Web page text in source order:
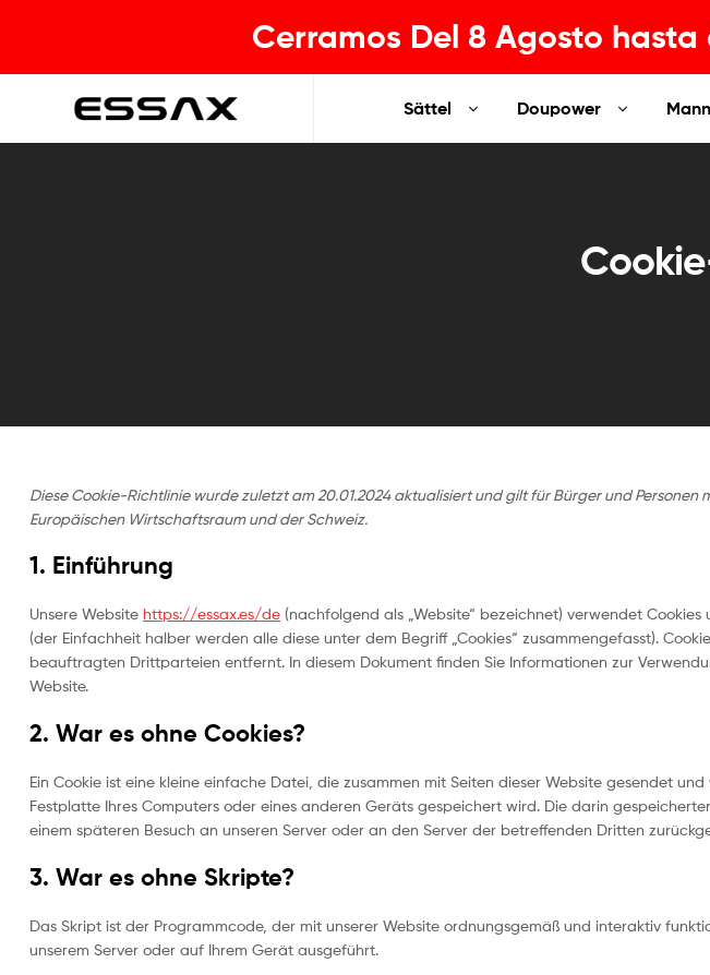
Cerramos Del 8 Agosto
ESSAX
Bedarf
In
hergestellte
–
In
hergestellte
Sättel
Sättel Doupower
Diese Cookie-Richtlinie wurde zuletzt am 20.01.2024 aktualisiert und gilt für Bürger und Personen
Europäischen Wirtschaftsraum und der Schweiz.
1. Einführung
Unsere Website https://essax.es/de (nachfolgend als „Website“ bezeichnet) verwendet Cookies
(der Einfachheit halber werden alle diese unter dem Begriff „Cookies“ zusammengefasst).
beauftragten Drittparteien entfernt. In diesem Dokument finden Sie Informationen zur
Website.
2. War es ohne Cookies?
Ein Cookie ist eine kleine einfache Datei, die zusammen mit Seiten dieser Website gesendet
Festplatte Ihres Computers oder eines anderen Geräts gespeichert wird. Die darin
einem späteren Besuch an unseren Server oder an den Server der betreffenden Dritten
3. War es ohne Skripte?
Das Skript ist der Programmcode, der mit unserer Website ordnungsgemäß und interaktiv
unserem Server oder auf Ihrem Gerät ausgeführt.